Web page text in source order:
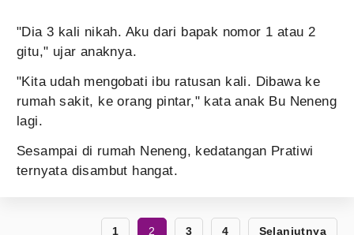
"Dia 3 kali nikah. Aku dari bapak nomor 1 atau 2
gitu," ujar anaknya.
"Kita udah mengobati ibu ratusan kali. Dibawa ke
rumah sakit, ke orang pintar," kata anak Bu Neneng
lagi.
Sesampai di rumah Neneng, kedatangan Pratiwi
ternyata disambut hangat.
1 2 3 4 Selanjutnya